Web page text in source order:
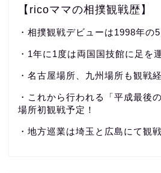
【ricoママの相撲観戦歴】
・相撲観戦デビューは1998年の5
・1年に1度は両国国技館に足を
・名古屋場所、九州場所も観戦
・これから行われる「平成最後
場所初観戦予定！
・地方巡業は埼玉と広島にて観戦